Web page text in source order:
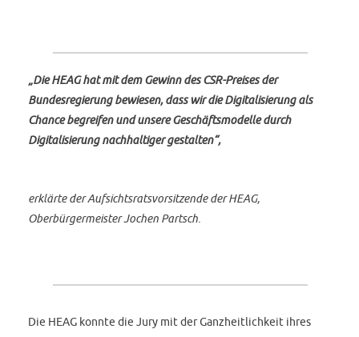
„Die HEAG hat mit dem Gewinn des CSR-Preises der
Bundesregierung bewiesen, dass wir die Digitalisierung als
Chance begreifen und unsere Geschäftsmodelle durch
Digitalisierung nachhaltiger gestalten“,
erklärte der Aufsichtsratsvorsitzende der HEAG,
Oberbürgermeister Jochen Partsch.
Die HEAG konnte die Jury mit der Ganzheitlichkeit ihres